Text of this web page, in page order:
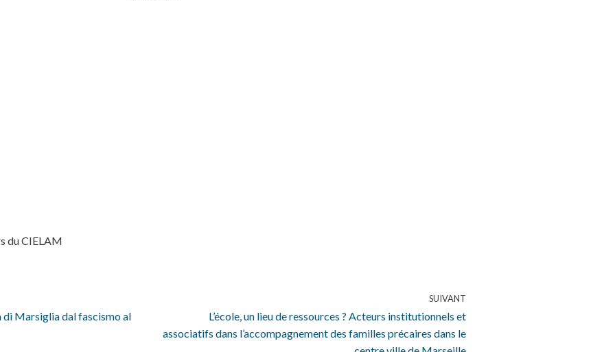
du CIELAM
di Marsiglia dal fascismo al
SUIVANT
L’école, un lieu de ressources ? Acteurs institutionnels et
associatifs dans l’accompagnement des familles précaires dans le